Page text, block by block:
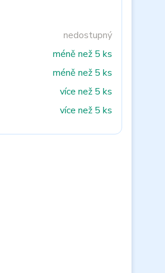
nedostupný
méně než 5 ks
méně než 5 ks
více než 5 ks
více než 5 ks